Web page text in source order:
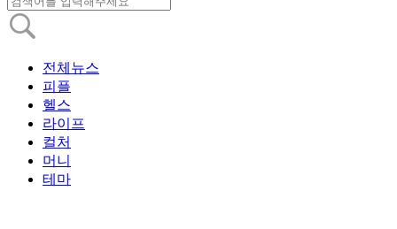
전체뉴스
피플
헬스
라이프
컬처
머니
테마